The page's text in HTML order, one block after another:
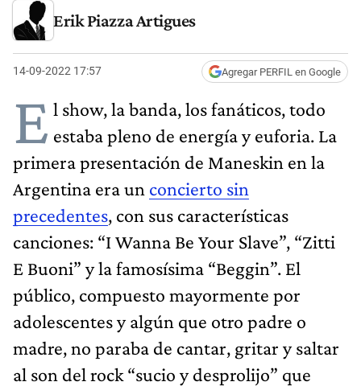
Erik Piazza Artigues
14-09-2022 17:57 Agregar PERFIL en Google
E l show, la banda, los fanáticos, todo
estaba pleno de energía y euforia. La
primera presentación de Maneskin en la
Argentina era un concierto sin
precedentes, con sus características
canciones: “I Wanna Be Your Slave”, “Zitti
E Buoni” y la famosísima “Beggin”. El
público, compuesto mayormente por
adolescentes y algún que otro padre o
madre, no paraba de cantar, gritar y saltar
al son del rock “sucio y desprolijo” que